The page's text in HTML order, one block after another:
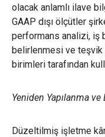
olacak anlamlı ilave
GAAP dışı ölçütler
performans analizi, iş
belirlenmesi ve
birimleri tarafından
Yeniden Yapılanma
Düzeltilmiş işletme